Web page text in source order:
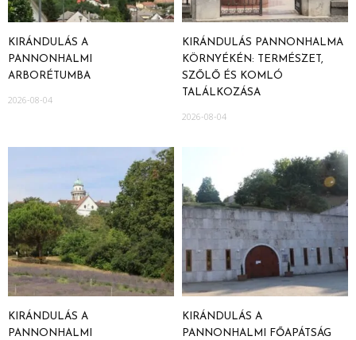
KIRÁNDULÁS A
PANNONHALMI
ARBORÉTUMBA
2026-08-04
KIRÁNDULÁS PANNONHALMA
KÖRNYÉKÉN: TERMÉSZET,
SZŐLŐ ÉS KOMLÓ
TALÁLKOZÁSA
2026-08-04
KIRÁNDULÁS A
PANNONHALMI
KIRÁNDULÁS A
PANNONHALMI FŐAPÁTSÁG